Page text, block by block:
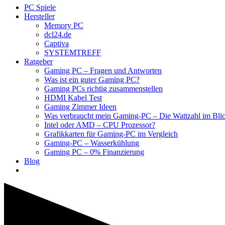
PC Spiele
Hersteller
Memory PC
dcl24.de
Captiva
SYSTEMTREFF
Ratgeber
Gaming PC – Fragen und Antworten
Was ist ein guter Gaming PC?
Gaming PCs richtig zusammenstellen
HDMI Kabel Test
Gaming Zimmer Ideen
Was verbraucht mein Gaming-PC – Die Wattzahl im
Intel oder AMD – CPU Prozessor?
Grafikkarten für Gaming-PC im Vergleich
Gaming-PC – Wasserkühlung
Gaming PC – 0% Finanzierung
Blog